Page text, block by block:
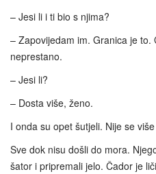
– Jesi li i ti bio s njima?
– Zapovijedam im. Granica je to.
neprestano.
– Jesi li?
– Dosta više, ženo.
I onda su opet šutjeli. Nije se
Sve dok nisu došli do mora.
šator i pripremali jelo. Čador je